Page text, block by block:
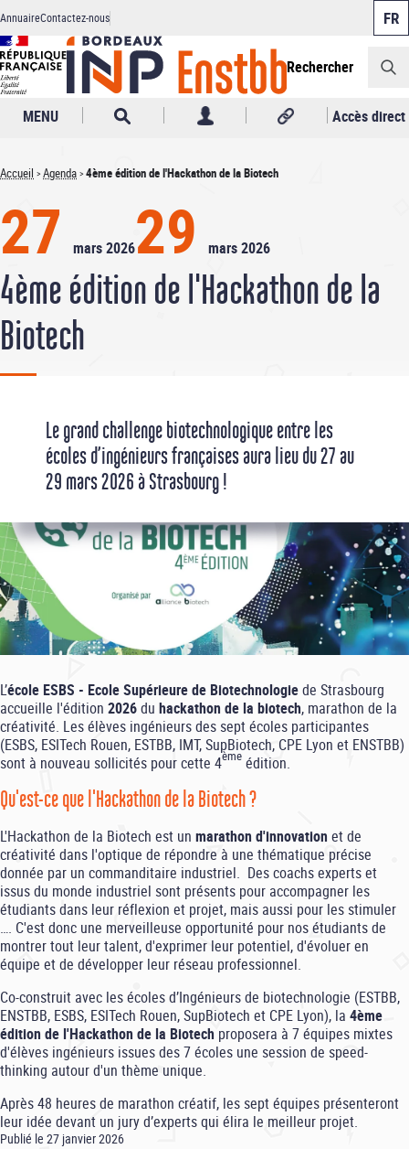
Aller
au
contenu
principal
Header
AnnuaireContactez-nous
Rechercher
MENU Accès direct
Fil
d'Ariane
Accueil Agenda 4ème édition de l'Hackathon de la Biotech
27 mars 202629 mars 2026
4ème édition de l'Hackathon de la
Biotech
Le grand challenge biotechnologique entre les
écoles d’ingénieurs françaises aura lieu du27 au
29 mars 2026 à Strasbourg !
L’école ESBS - Ecole Supérieure de Biotechnologiede Strasbourg
accueille l'édition 2026du hackathon de la biotech, marathon de la
créativité. Les élèves ingénieurs des sept écoles participantes
(ESBS, ESITech Rouen, ESTBB, IMT, SupBiotech, CPE Lyon et ENSTBB)
sont à nouveau sollicités pour cette 4ème édition.
Qu'est-ce que l'Hackathon de la Biotech ?
L'Hackathon de la Biotech est un marathon d'innovation et de
créativité dans l'optique de répondre à une thématique précise
donnée par un commanditaire industriel. Des coachs experts et
issus du monde industriel sont présents pour accompagner les
étudiants dans leur réflexion et projet, mais aussi pour les stimuler
…. C'est donc une merveilleuse opportunité pour nos étudiants de
montrer tout leur talent, d'exprimer leur potentiel, d'évoluer en
équipe et de développer leur réseau professionnel.
Co-construit avec les écoles d’Ingénieurs de biotechnologie (ESTBB,
ENSTBB, ESBS, ESITech Rouen, SupBiotech et CPE Lyon), la 4ème
édition de l'Hackathon de la Biotech proposera à 7 équipes mixtes
d'élèves ingénieurs issues des 7 écoles une session de speed-
thinking autour d'un thème unique.
Après 48 heures de marathon créatif, les sept équipes présenteront
leur idée devant un jury d’experts qui élira le meilleur projet.
Publié le 27 janvier 2026
Panneau de gestion des cookies